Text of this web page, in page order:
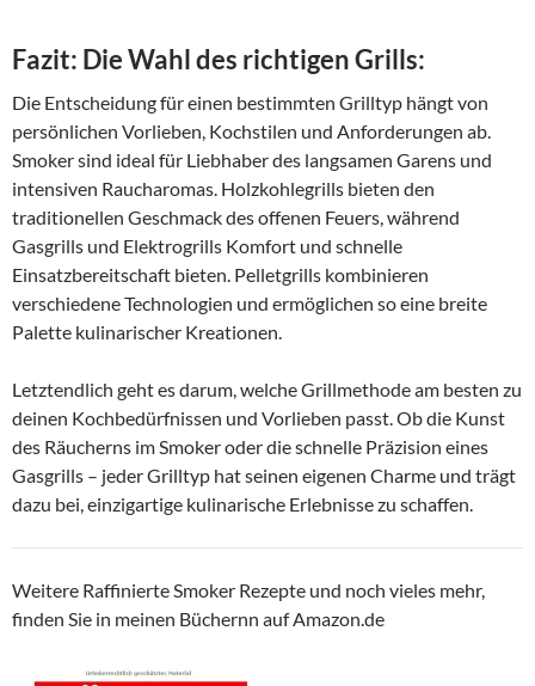
Fazit: Die Wahl des richtigen Grills:
Die Entscheidung für einen bestimmten Grilltyp hängt von
persönlichen Vorlieben, Kochstilen und Anforderungen ab.
Smoker sind ideal für Liebhaber des langsamen Garens und
intensiven Raucharomas. Holzkohlegrills bieten den
traditionellen Geschmack des offenen Feuers, während
Gasgrills und Elektrogrills Komfort und schnelle
Einsatzbereitschaft bieten. Pelletgrills kombinieren
verschiedene Technologien und ermöglichen so eine breite
Palette kulinarischer Kreationen.
Letztendlich geht es darum, welche Grillmethode am besten zu
deinen Kochbedürfnissen und Vorlieben passt. Ob die Kunst
des Räucherns im Smoker oder die schnelle Präzision eines
Gasgrills – jeder Grilltyp hat seinen eigenen Charme und trägt
dazu bei, einzigartige kulinarische Erlebnisse zu schaffen.
Weitere Raffinierte Smoker Rezepte und noch vieles mehr,
finden Sie in meinen Büchernn auf Amazon.de